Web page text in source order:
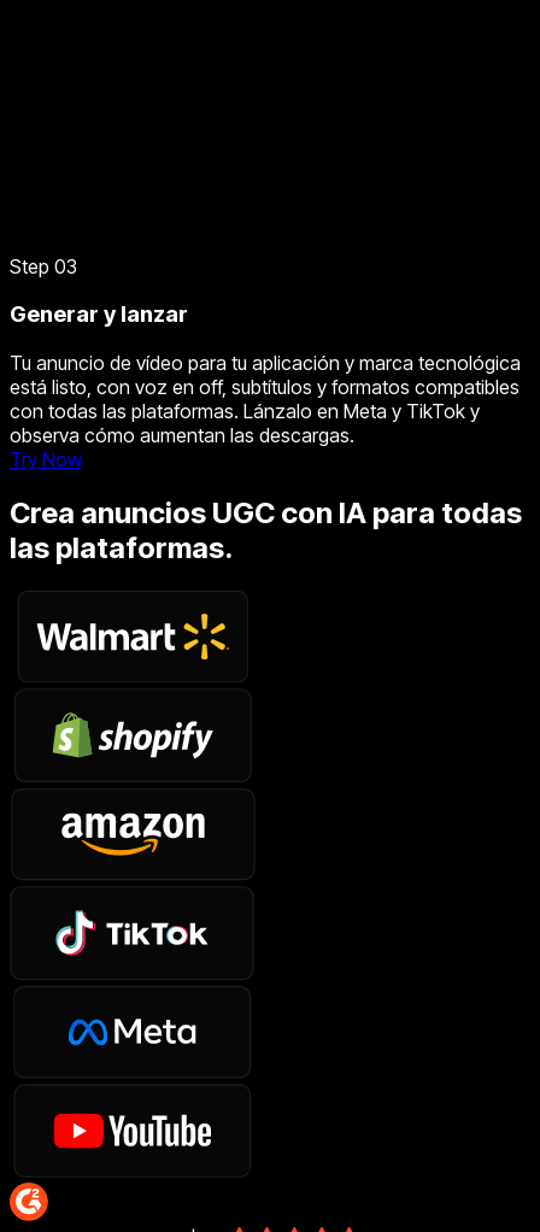
Step 03
Generar y lanzar
Tu anuncio de vídeo para tu aplicación y marca tecnológica
está listo, con voz en off, subtítulos y formatos compatibles
con todas las plataformas. Lánzalo en Meta y TikTok y
observa cómo aumentan las descargas.
Try Now
Crea anuncios UGC con IA para todas
las plataformas.